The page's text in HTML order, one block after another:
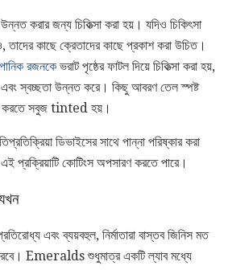
উন্নত করার জন্য চিকিত্সা করা হয়। যদিও চিকিৎসা
কাছে ক্রেতাদের কাছে প্রকাশ করা উচিত।
রজনকে ভরাট পৃষ্ঠের ফাটল দিয়ে চিকিত্সা করা হয়,
স্বচ্ছতা উন্নত করে। কিছু আবরণ তেল স্পষ্ট
করতে সবুজ tinted হয়।
ডিভাইসের সাথে পান্না পরিষ্কার করা
প্রক্রিয়াটি কোটিংস অপসারণ করতে পারে।
এবং ব্যয়বহুল, নির্মাতারা বাস্তব জিনিস মত
করবে। Emeralds শুধুমাত্র একটি ল্যাব মধ্যে